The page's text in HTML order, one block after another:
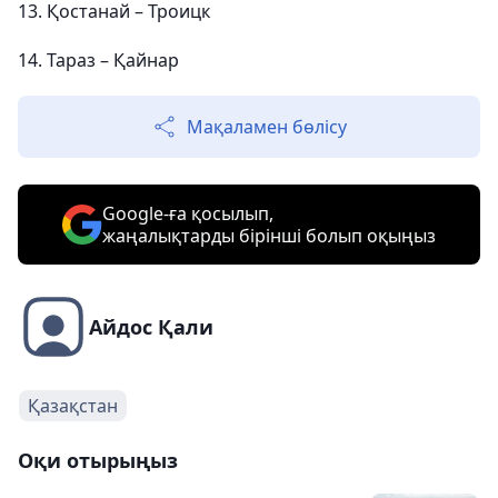
13. Қостанай – Троицк
14. Тараз – Қайнар
Мақаламен бөлісу
Google-ға қосылып,
жаңалықтарды бірінші болып оқыңыз
Айдос Қали
Қазақстан
Оқи отырыңыз